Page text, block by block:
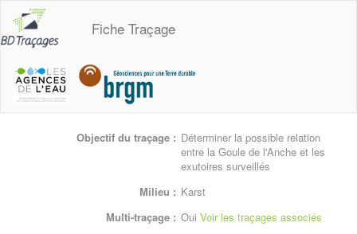
Fiche Traçage
Objectif du traçage : Déterminer la possible relation
entre la Goule de l'Anche et les
exutoires surveillés
Milieu : Karst
Multi-traçage : Oui Voir les traçages associés